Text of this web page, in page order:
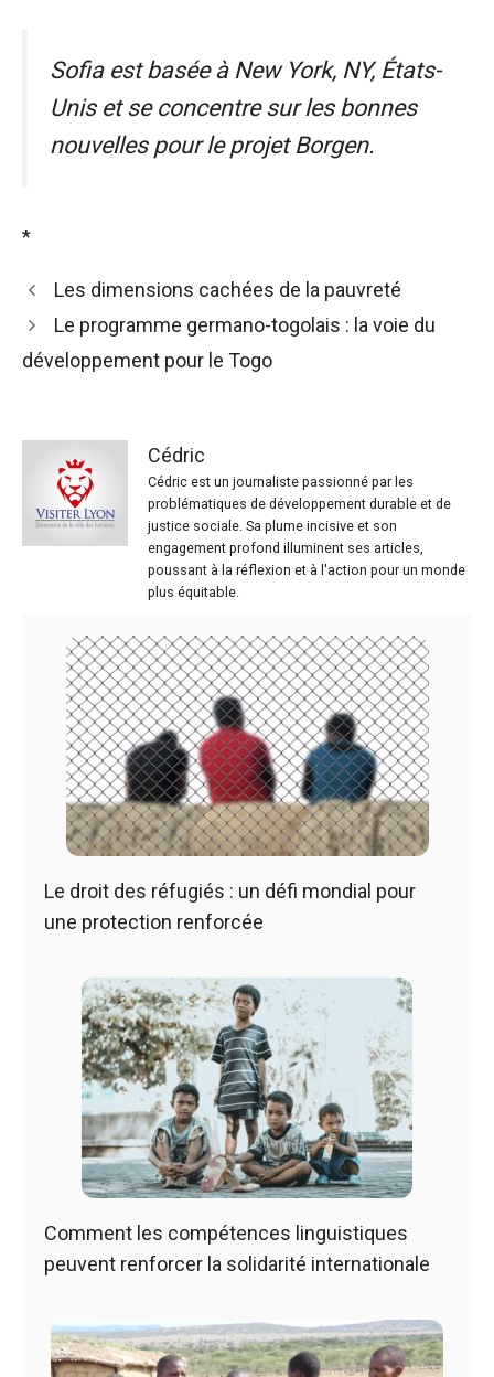
Sofia est basée à New York, NY, États-
Unis et se concentre sur les bonnes
nouvelles pour le projet Borgen.
*
Les dimensions cachées de la pauvreté
Le programme germano-togolais : la voie du
développement pour le Togo
Cédric
Cédric est un journaliste passionné par les
problématiques de développement durable et de
justice sociale. Sa plume incisive et son
engagement profond illuminent ses articles,
poussant à la réflexion et à l'action pour un monde
plus équitable.
Le droit des réfugiés : un défi mondial pour
une protection renforcée
Comment les compétences linguistiques
peuvent renforcer la solidarité internationale